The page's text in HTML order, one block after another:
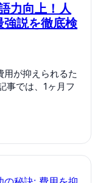
力向上！人
強説を徹底検
用が抑えられるた
事では、1ヶ月フ